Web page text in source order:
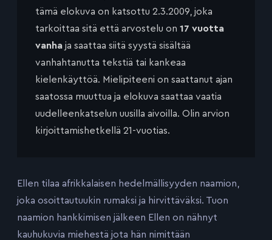
tämä elokuva on katsottu 2.3.2009, joka
tarkoittaa sitä että arvostelu on 17 vuotta
vanha ja saattaa siitä syystä sisältää
vanhahtanutta tekstiä tai kankeaa
kielenkäyttöä. Mielipiteeni on saattanut ajan
saatossa muuttua ja elokuva saattaa vaatia
uudelleenkatselun uusilla aivoilla. Olin arvion
kirjoittamishetkellä 21-vuotias.
Ellen tilaa afrikkalaisen hedelmällisyyden naamion,
joka osoittautuukin rumaksi ja hirvittäväksi. Tuon
naamion hankkimisen jälkeen Ellen on nähnyt
kauhukuvia miehestä jota hän nimittään